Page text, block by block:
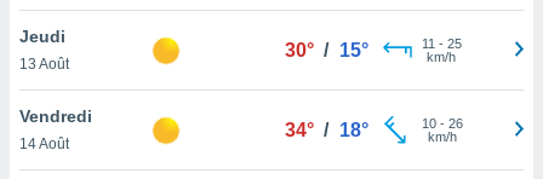
ainsi
un
la
du
Jeudi
13 Août
30° / 15° 11 - 25
km/h
Vendredi
14 Août
34° / 18° 10- 26
km/h